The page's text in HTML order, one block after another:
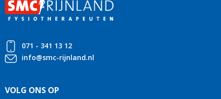
071 - 341 13 12
info@smc-rijnland.nl
VOLG ONS OP